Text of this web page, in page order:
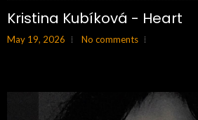
Kristina Kubíková - Heart
May 19, 2026 No comments